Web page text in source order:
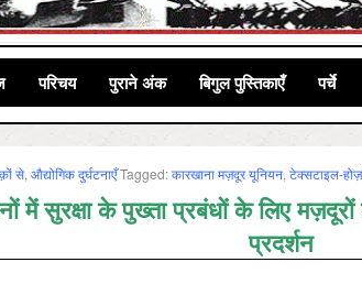
परिचय पुराने अंक बिगुल पुस्तिकाएँ पर्चे
से, औद्योगिक दुर्घटनाएँTagged:कारखाना मज़दूर यूनियन, टेक्सटाइल-
में सुरक्षा के पुख्ता प्रबंधों के लिए मज़दूरों
प्रदर्शन